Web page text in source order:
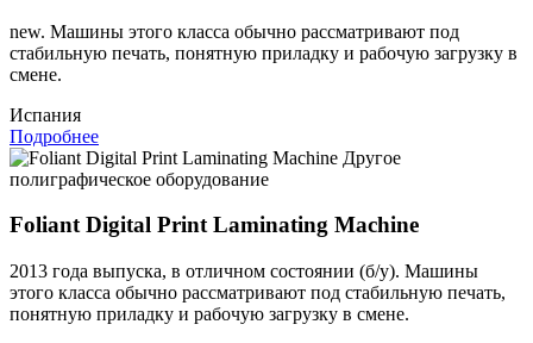
new. Машины этого класса обычно рассматривают под
стабильную печать, понятную приладку и рабочую загрузку в
смене.
Испания
Подробнее
Другое
полиграфическое оборудование
Foliant Digital Print Laminating Machine
2013 года выпуска, в отличном состоянии (б/у). Машины
этого класса обычно рассматривают под стабильную печать,
понятную приладку и рабочую загрузку в смене.